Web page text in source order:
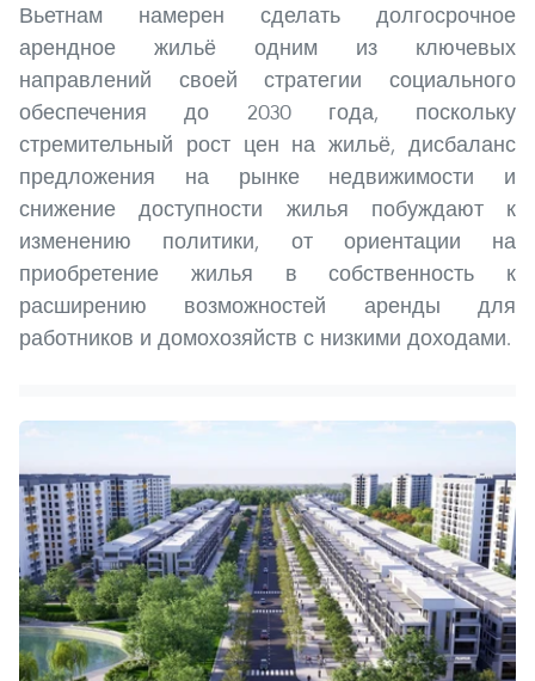
Вьетнам намерен сделать долгосрочное
арендное жильё одним из ключевых
направлений своей стратегии социального
обеспечения до 2030 года, поскольку
стремительный рост цен на жильё, дисбаланс
предложения на рынке недвижимости и
снижение доступности жилья побуждают к
изменению политики, от ориентации на
приобретение жилья в собственность к
расширению возможностей аренды для
работников и домохозяйств с низкими доходами.